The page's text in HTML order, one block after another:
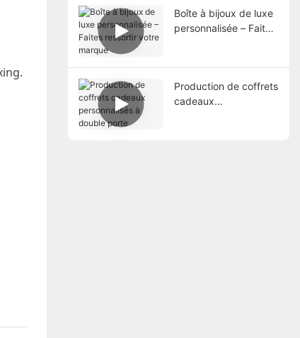
Boîte à bijoux de luxe
personnalisée – Faites
Production de coffrets
cadeaux